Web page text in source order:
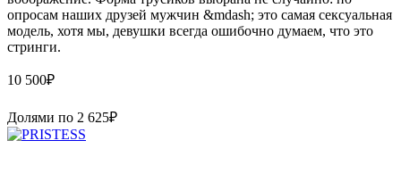
опросам наших друзей мужчин &mdash; это самая сексуальная
модель, хотя мы, девушки всегда ошибочно думаем, что это
стринги.
10 500₽
Долями по 2 625₽